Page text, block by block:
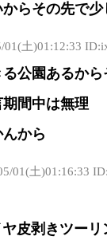
らその先で
01(土)01:12:33
公園あるか
間中は無理
から
01(土)01:16:33
皮剥きツー